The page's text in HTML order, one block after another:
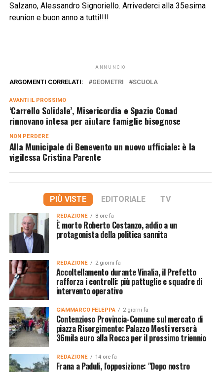
Salzano, Alessandro Signoriello. Arrivederci alla 35esima
reunion e buon anno a tutti!!!!
ANNUNCIO
ARGOMENTI CORRELATI: GEOMETRI SCUOLA
AVANTI IL ​​PROSSIMO
‘Carrello Solidale’, Misericordia e Spazio Conad
rinnovano intesa per aiutare famiglie bisognose
NON PERDERE
Alla Municipale di Benevento un nuovo ufficiale: è la
vigilessa Cristina Parente
PIÙ VISTE EDITORIALE TV
REDAZIONE 8 ore fa
È morto Roberto Costanzo, addio a un
protagonista della politica sannita
REDAZIONE 2 giorni fa
Accoltellamento durante Vinalia, il Prefetto
rafforza i controlli: più pattuglie e squadre di
intervento operativo
GIAMMARCO FELEPPA 2 giorni fa
Contenzioso Provincia-Comune sul mercato di
piazza Risorgimento: Palazzo Mosti verserà
36mila euro alla Rocca per il prossimo triennio
REDAZIONE 14 ore fa
Frana a Paduli, l'opposizione: "Dopo nostro